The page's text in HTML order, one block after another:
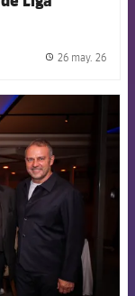
26 may. 26
badge